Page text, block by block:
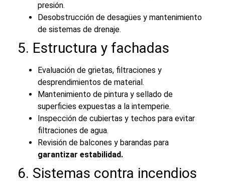
presión.
Desobstrucción de desagües y mantenimiento
de sistemas de drenaje.
5. Estructura y fachadas
Evaluación de grietas, filtraciones y
desprendimientos de material.
Mantenimiento de pintura y sellado de
superficies expuestas a la intemperie.
Inspección de cubiertas y techos para evitar
filtraciones de agua.
Revisión de balcones y barandas para
garantizar estabilidad.
6. Sistemas contra incendios